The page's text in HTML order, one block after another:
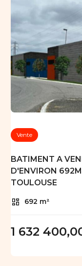
Vente
BATIMENT A
D'ENVIRON
TOULOUSE
692 m²
1 632